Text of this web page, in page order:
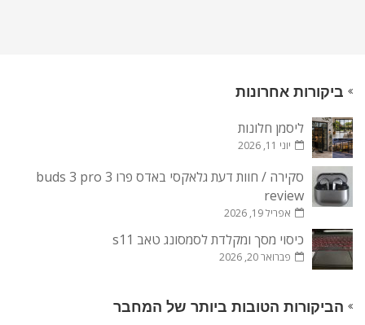
ביקורות אחרונות
ליסמן חלונות
יוני 11, 2026
סקירה / חוות דעת גלאקסי באדס פרו 3 buds 3 pro
review
אפריל 19, 2026
כיסוי מסך ומקלדת לסמסונג טאב s11
פברואר 20, 2026
הביקורות הטובות ביותר של המחבר